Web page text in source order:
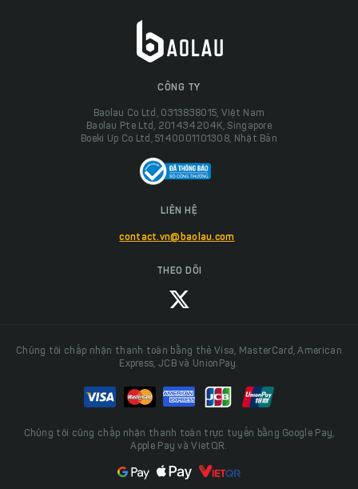
CÔNG TY
Baolau Co Ltd, 0313838015, Việt Nam
Baolau Pte Ltd, 201434204K, Singapore
Boeki Up Co Ltd, 5140001101308, Nhật Bản
LIÊN HỆ
contact.vn@baolau.com
THEO DÕI
Chúng tôi chấp nhận thanh toán bằng thẻ Visa, MasterCard, American
Express, JCB và UnionPay.
Chúng tôi cũng chấp nhận thanh toán trực tuyến bằng Google Pay,
Apple Pay và VietQR.